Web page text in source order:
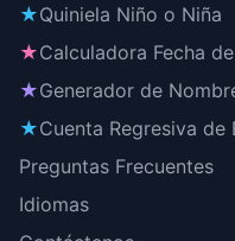
★Quiniela Niño o Niña
★Calculadora Fecha
★Generador de
★Cuenta Regresiva de
Preguntas Frecuentes
Idiomas